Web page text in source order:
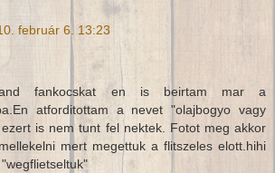
február 6. 13:23
fankocskat en is beirtam mar a
atforditottam a nevet "olajbogyo vagy
is nem tunt fel nektek. Fotot meg akkor
mert megettuk a flitszeles elott.hihi